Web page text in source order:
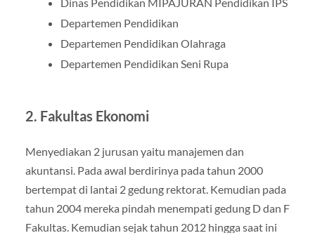
Departemen Pendidikan
Departemen Pendidikan Olahraga
Departemen Pendidikan Seni Rupa
2. Fakultas Ekonomi
Menyediakan 2 jurusan yaitu manajemen dan
akuntansi. Pada awal berdirinya pada tahun 2000
bertempat di lantai 2 gedung rektorat. Kemudian pada
tahun 2004 mereka pindah menempati gedung D dan F
Fakultas. Kemudian sejak tahun 2012 hingga saat ini